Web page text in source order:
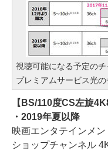
視聴可能になる予定の
プレミアムサービス光
【BS/110度CS左旋
・2019年夏以降
映画エンタテインメ
ショップチャンネル